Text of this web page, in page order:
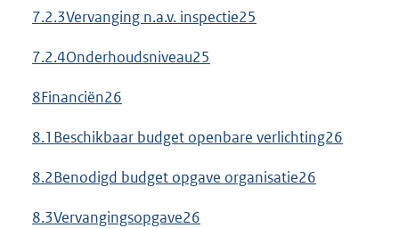
7.2.3Vervanging n.a.v. inspectie25
7.2.4Onderhoudsniveau25
8Financiën26
8.1Beschikbaar budget openbare verlichting26
8.2Benodigd budget opgave organisatie26
8.3Vervangingsopgave26